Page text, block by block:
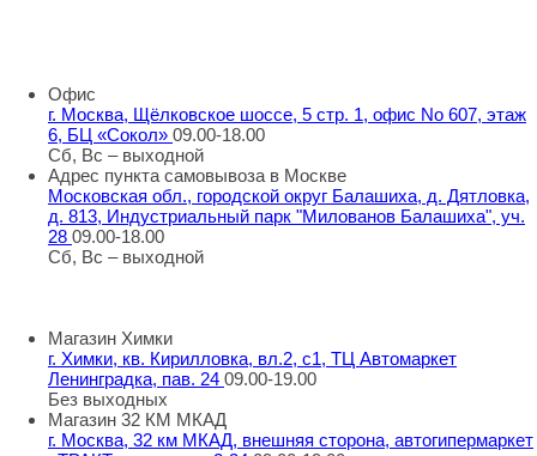
Офис
г. Москва, Щёлковское шоссе, 5 стр. 1, офис No 607, этаж
6, БЦ «Сокол» 09.00-18.00
Сб, Вс – выходной
Адрес пункта самовывоза в Москве
Московская обл., городской округ Балашиха, д. Дятловка,
д. 813, Индустриальный парк "Милованов Балашиха", уч.
28 09.00-18.00
Сб, Вс – выходной
Магазин Химки
г. Химки, кв. Кирилловка, вл.2, с1, ТЦ Автомаркет
Ленинградка, пав. 24 09.00-19.00
Без выходных
Магазин 32 КМ МКАД
г. Москва, 32 км МКАД, внешняя сторона, автогипермаркет